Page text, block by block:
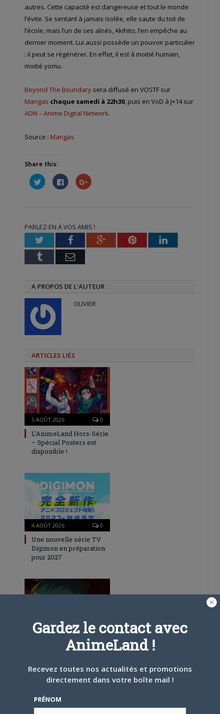
autres. Cette capacité est dangereuse et tout le monde
l’évite. Se sentant à jamais isolée, elle saute du toit de
l’école, mais l’un de ses aînés, Akihito, l’en empêche au
dernier moment. Lui aussi possède un pouvoir particulier
: il peut se régénérer. En effet, il est à moitié humain,
moitié yomu.
Beyond The Boundary sera diffusé en VOSTF sur
Mangas chaque samedi à 22h30, puis en VoD à J+14 sur
ADN – Anime Digital Network.
Source : Mangas
Share this:
Cliquez
pour
partager
fenêtre)
Cliquez
pour
partager
fenêtre)
Cliquez
pour
nouvelle
fenêtre)
PARLEZ-EN À VOS AMIS !
TwitterFacebookGoogle+PinterestLinkedIn
Tumblr Email
A PROPOS DE L'AUTEUR
OLIVIER
ARTICLES LIÉS
5 AOÛT 2026 0
L’AnimeLand Hors-Série
– Spécial Posters est
disponible !
4 AOÛT 2026 0
Une nouvelle série TV
Digimon en préparation
pour 2027
4 JUILLET 2026 0
[Entretien] Mokochan : «
demandé de suivre au
mieux le manga
Gardez le contact avec
AnimeLand !
Recevez toutes nos actualités et promotions
directement dans votre boîte mail !
PRÉNOM